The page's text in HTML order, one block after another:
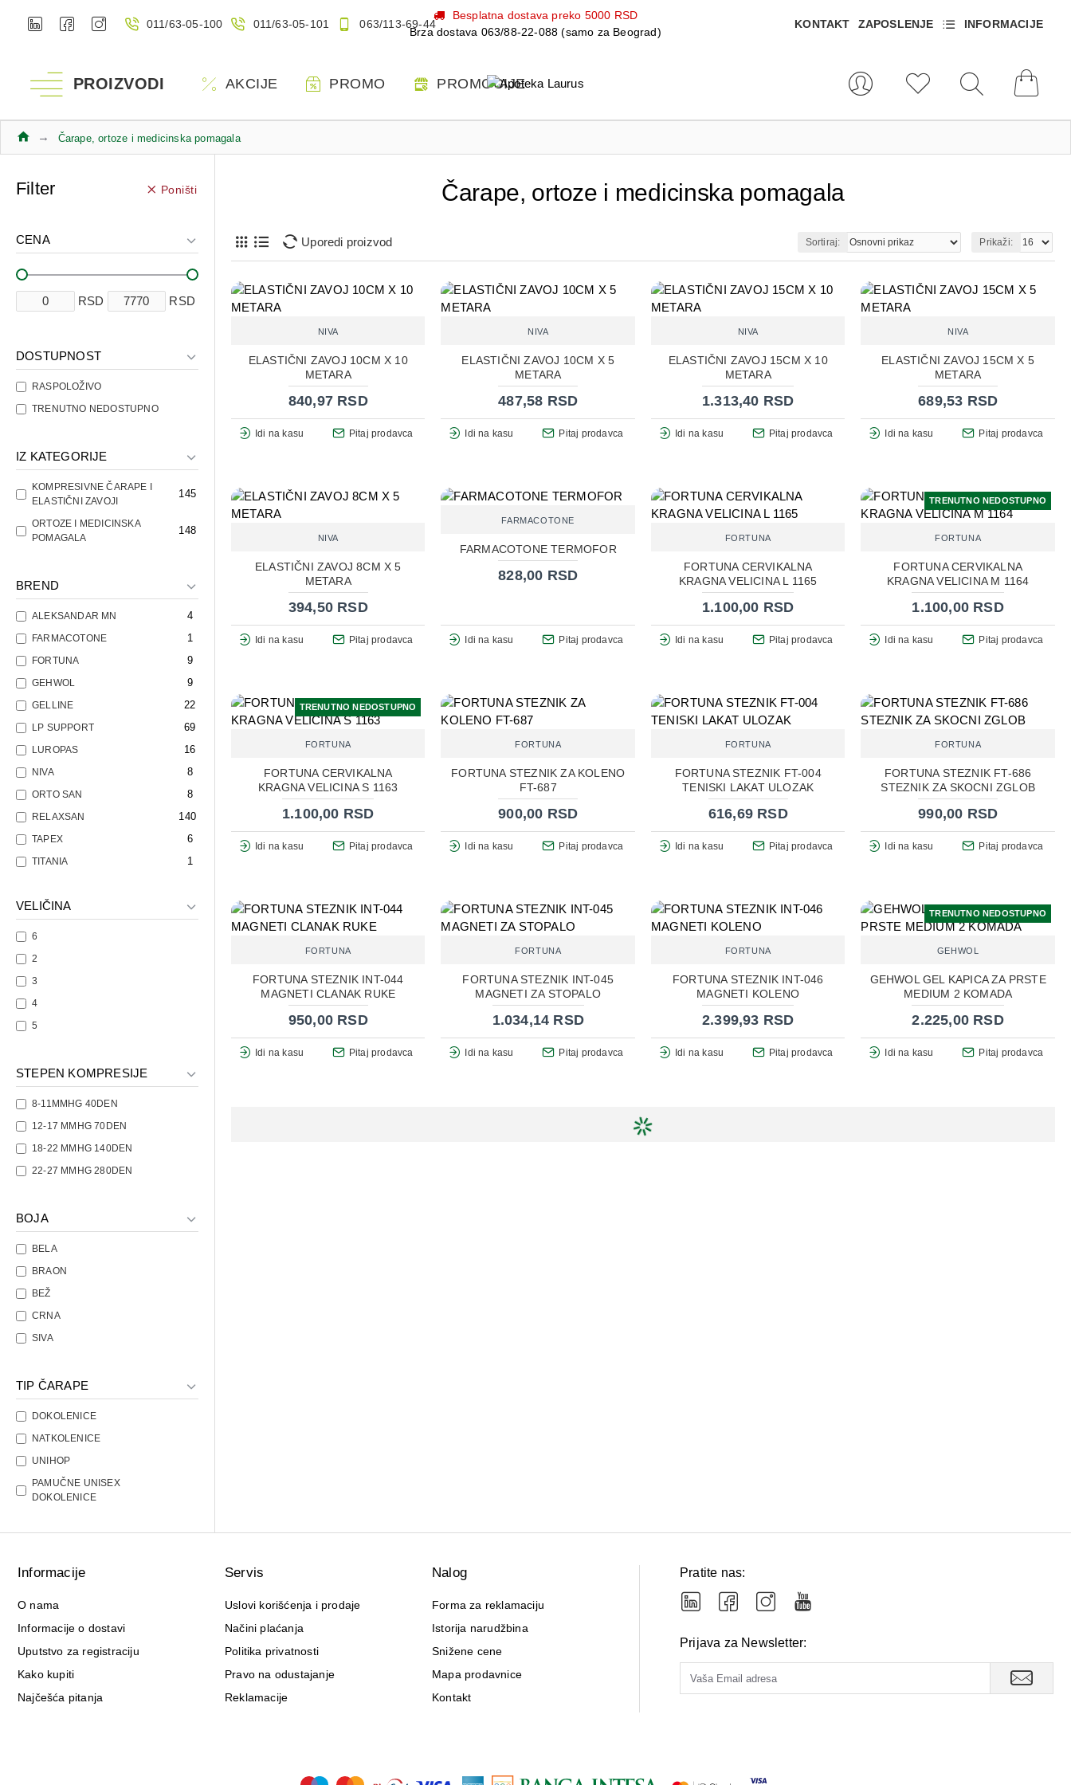
011/63-05-100 011/63-05-101 063/113-69-44
Besplatna dostava preko 5000 RSD
Brza dostava 063/88-22-088 (samo za Beograd)
KONTAKT ZAPOSLENJE INFORMACIJE
PROIZVODI AKCIJE PROMO PROMOCIJE
Čarape, ortoze i medicinska pomagala
Filter Poništi
CENA
RSD RSD
IZ KATEGORIJE
KOMPRESIVNE ČARAPE I
ELASTIČNI ZAVOJI
145
ORTOZE I MEDICINSKA
POMAGALA
148
BREND
ALEKSANDAR MN 4
FARMACOTONE 1
FORTUNA 9
GEHWOL 9
GELLINE 22
LP SUPPORT 69
LUROPAS 16
NIVA 8
ORTO SAN 8
RELAXSAN 140
TAPEX 6
TITANIA 1
VELIČINA
6
2
3
4
5
STEPEN KOMPRESIJE
8-11MMHG 40DEN
12-17 MMHG 70DEN
18-22 MMHG 140DEN
22-27 MMHG 280DEN
BOJA
BELA
BRAON
BEŽ
CRNA
SIVA
TIP ČARAPE
DOKOLENICE
NATKOLENICE
UNIHOP
PAMUČNE UNISEX
DOKOLENICE
DOSTUPNOST
RASPOLOŽIVO
TRENUTNO NEDOSTUPNO
Čarape, ortoze i medicinska pomagala
Uporedi proizvod Sortiraj: Prikaži:
NIVA
ELASTIČNI ZAVOJ 10CM X 10
METARA
840,97 RSD
Idi na kasu Pitaj prodavca
NIVA
ELASTIČNI ZAVOJ 10CM X 5
METARA
487,58 RSD
Idi na kasu Pitaj prodavca
NIVA
ELASTIČNI ZAVOJ 15CM X 10
METARA
1.313,40 RSD
Idi na kasu Pitaj prodavca
NIVA
ELASTIČNI ZAVOJ 15CM X 5
METARA
689,53 RSD
Idi na kasu Pitaj prodavca
NIVA
ELASTIČNI ZAVOJ 8CM X 5
METARA
394,50 RSD
Idi na kasu Pitaj prodavca
FARMACOTONE
FARMACOTONE TERMOFOR
828,00 RSD
Idi na kasu Pitaj prodavca
FORTUNA
FORTUNA CERVIKALNA
KRAGNA VELICINA L 1165
1.100,00 RSD
Idi na kasu Pitaj prodavca
TRENUTNO NEDOSTUPNO
FORTUNA
FORTUNA CERVIKALNA
KRAGNA VELICINA M 1164
1.100,00 RSD
Idi na kasu Pitaj prodavca
TRENUTNO NEDOSTUPNO
FORTUNA
FORTUNA CERVIKALNA
KRAGNA VELICINA S 1163
1.100,00 RSD
Idi na kasu Pitaj prodavca
FORTUNA
FORTUNA STEZNIK ZA KOLENO
FT-687
900,00 RSD
Idi na kasu Pitaj prodavca
FORTUNA
FORTUNA STEZNIK FT-004
TENISKI LAKAT ULOZAK
616,69 RSD
Idi na kasu Pitaj prodavca
FORTUNA
FORTUNA STEZNIK FT-686
STEZNIK ZA SKOCNI ZGLOB
990,00 RSD
Idi na kasu Pitaj prodavca
FORTUNA
FORTUNA STEZNIK INT-044
MAGNETI CLANAK RUKE
950,00 RSD
Idi na kasu Pitaj prodavca
FORTUNA
FORTUNA STEZNIK INT-045
MAGNETI ZA STOPALO
1.034,14 RSD
Idi na kasu Pitaj prodavca
FORTUNA
FORTUNA STEZNIK INT-046
MAGNETI KOLENO
2.399,93 RSD
Idi na kasu Pitaj prodavca
TRENUTNO NEDOSTUPNO
GEHWOL
GEHWOL GEL KAPICA ZA PRSTE
MEDIUM 2 KOMADA
2.225,00 RSD
Idi na kasu Pitaj prodavca
Informacije
O nama
Informacije o dostavi
Uputstvo za registraciju
Kako kupiti
Najčešća pitanja
Servis
Uslovi korišćenja i prodaje
Načini plaćanja
Politika privatnosti
Pravo na odustajanje
Reklamacije
Nalog
Forma za reklamaciju
Istorija narudžbina
Snižene cene
Mapa prodavnice
Kontakt
Pratite nas:
Prijava za Newsletter: